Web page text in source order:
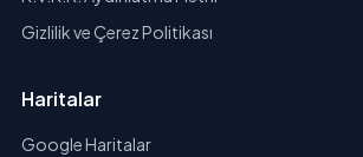
Gizlilik ve Çerez Politikası
Haritalar
Google Haritalar